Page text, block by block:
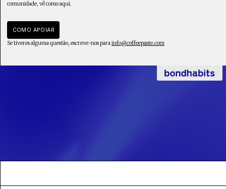
comunidade, vê como aqui.
COMO APOIAR
Se tiveres alguma questão, escreve-nos parainfo@coffeepaste.com